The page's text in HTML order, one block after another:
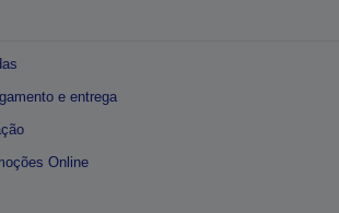
e entrega
Online